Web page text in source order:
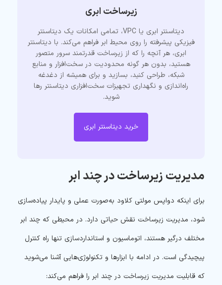
زیرساخت ابری
دیتاسنتر ابری یا VPC، تمامی امکانات یک دیتاسنتر
فیزیکی پیشرفته را روی محیط ابر فراهم می‌کند. با دیتاسنتر
ابری، هر آنچه را که از زیرساخت قدرتمند سرور متصور
هستید، بدون هر گونه محدودیت در سخت‌افزار و منابع
شبکه، طراحی کنید، بسازید و برای همیشه از دغدغه
راه‌اندازی و نگهداری تجهیزات سخت‌افزاری دیتاسنتر رها
شوید.
خرید دیتاسنتر ابری
مدیریت زیرساخت در چند ابر
برای اینکه دواپس مولتی کلاود به‌صورت عملی و پایدار پیاده‌سازی
شود، مدیریت زیرساخت نقش حیاتی دارد. در محیطی که چند ابر
مختلف درگیر هستند، اتوماسیون و استانداردسازی تنها راه کنترل
پیچیدگی است. در ادامه با ابزارها و تکنولوژی‌هایی آشنا می‌شوید
که قابلیت مدیریت زیرساخت در چند ابر را فراهم می‌کند: